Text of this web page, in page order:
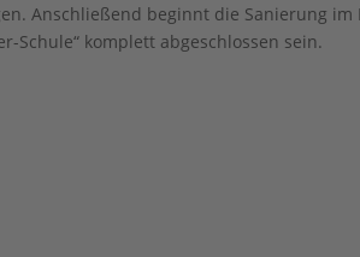
Anschließend beginnt die Sanierung
Schule“ komplett abgeschlossen sein.